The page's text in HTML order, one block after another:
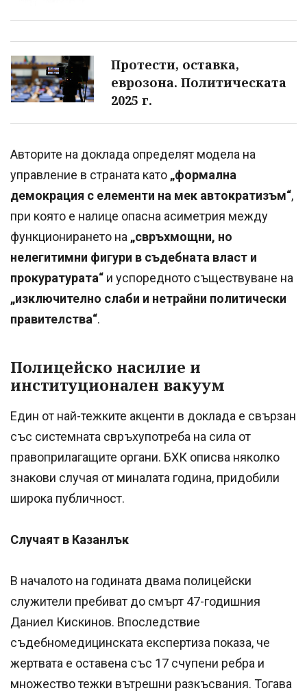
Протести, оставка,
еврозона. Политическата
2025 г.
Авторите на доклада определят модела на
управление в страната като „формална
демокрация с елементи на мек автократизъм“,
при която е налице опасна асиметрия между
функционирането на „свръхмощни, но
нелегитимни фигури в съдебната власт и
прокуратурата“ и успоредното съществуване на
„изключително слаби и нетрайни политически
правителства“.
Полицейско насилие и
институционален вакуум
Един от най-тежките акценти в доклада е свързан
със системната свръхупотреба на сила от
правоприлагащите органи. БХК описва няколко
знакови случая от миналата година, придобили
широка публичност.
Случаят в Казанлък
В началото на годината двама полицейски
служители пребиват до смърт 47-годишния
Даниел Кискинов. Впоследствие
съдебномедицинската експертиза показа, че
жертвата е оставена със 17 счупени ребра и
множество тежки вътрешни разкъсвания. Тогава